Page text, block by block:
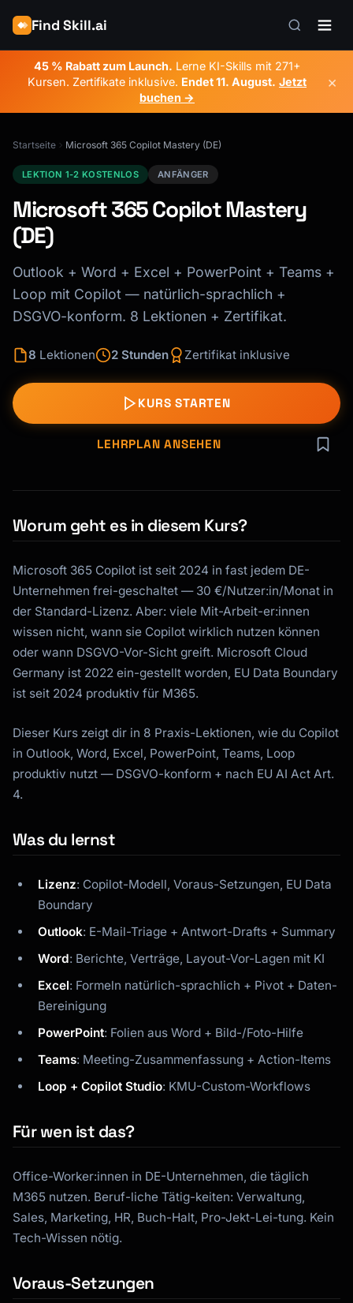
Find Skill.ai
45 % Rabatt zum Launch. Lerne KI-Skills mit 271+
Kursen. Zertifikate inklusive. Endet11. August. Jetzt
buchen →
×
Startseite Microsoft 365 Copilot Mastery (DE)
LEKTION 1-2 KOSTENLOS ANFÄNGER
Microsoft 365 Copilot Mastery
(DE)
Outlook + Word + Excel + PowerPoint + Teams +
Loop mit Copilot — natürlich-sprachlich +
DSGVO-konform. 8 Lektionen + Zertifikat.
8 Lektionen 2 Stunden Zertifikat inklusive
KURS STARTEN
LEHRPLAN ANSEHEN
Worum geht es in diesem Kurs?
Microsoft 365 Copilot ist seit 2024 in fast jedem DE-
Unternehmen frei-geschaltet — 30 €/Nutzer:in/Monat in
der Standard-Lizenz. Aber: viele Mit-Arbeit-er:innen
wissen nicht, wann sie Copilot wirklich nutzen können
oder wann DSGVO-Vor-Sicht greift. Microsoft Cloud
Germany ist 2022 ein-gestellt worden, EU Data Boundary
ist seit 2024 produktiv für M365.
Dieser Kurs zeigt dir in 8 Praxis-Lektionen, wie du Copilot
in Outlook, Word, Excel, PowerPoint, Teams, Loop
produktiv nutzt — DSGVO-konform + nach EU AI Act Art.
4.
Was du lernst
Lizenz: Copilot-Modell, Voraus-Setzungen, EU Data
Boundary
Outlook: E-Mail-Triage + Antwort-Drafts + Summary
Word: Berichte, Verträge, Layout-Vor-Lagen mit KI
Excel: Formeln natürlich-sprachlich + Pivot + Daten-
Bereinigung
PowerPoint: Folien aus Word + Bild-/Foto-Hilfe
Teams: Meeting-Zusammenfassung + Action-Items
Loop + Copilot Studio: KMU-Custom-Workflows
Für wen ist das?
Office-Worker:innen in DE-Unternehmen, die täglich
M365 nutzen. Beruf-liche Tätig-keiten: Verwaltung,
Sales, Marketing, HR, Buch-Halt, Pro-Jekt-Lei-tung. Kein
Tech-Wissen nötig.
Voraus-Setzungen
Kai